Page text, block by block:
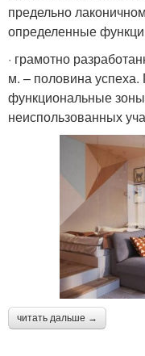
предельно
определенные
· грамотно
м. – половина
функциональные
неиспользованных
читать дальше →